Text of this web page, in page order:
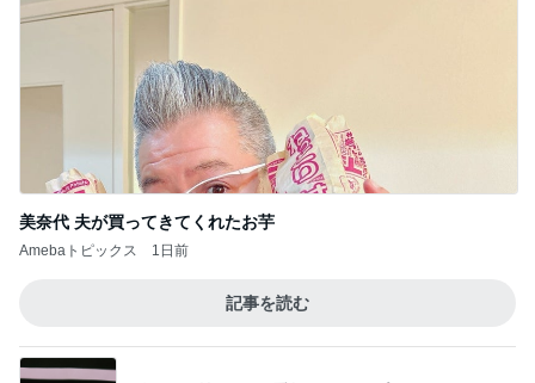
Amebaトピックス
記事を読む
グラスに付かない1番好きなリップ
Amebaトピックス 17時間前
Amebaトピックス 1日前